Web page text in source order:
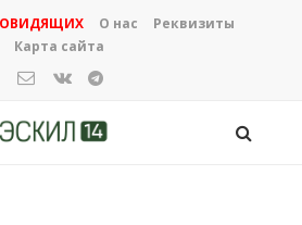
О нас
Реквизиты
Карта сайта